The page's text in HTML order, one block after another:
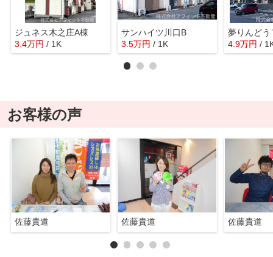
ジュネス木之庄A棟
3.4万円 / 1K
サンハイツ川口B
3.5万円 / 1K
夢りんどう
4.9万円 /
お客様の声
佐藤貴道 佐藤貴道 佐藤貴道